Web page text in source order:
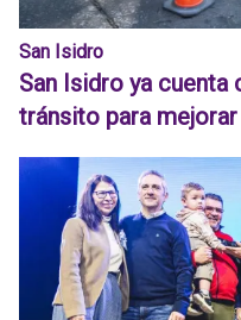
San Isidro
San Isidro ya cuenta
tránsito para